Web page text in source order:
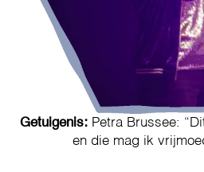
Getuigenis: Petra Brussee:
en die mag ik